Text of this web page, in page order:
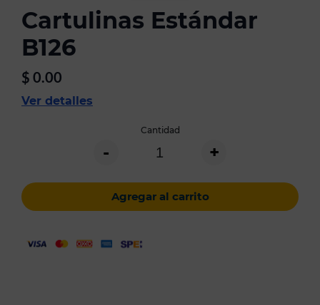
Cartulinas Estándar
B126
$ 0.00
Ver detalles
Cantidad
- +
Agregar al carrito